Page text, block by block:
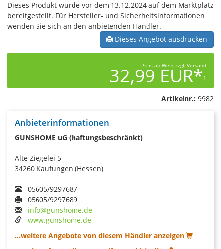
Dieses Produkt wurde vor dem 13.12.2024 auf dem Marktplatz
bereitgestellt. Für Hersteller- und Sicherheitsinformationen
wenden Sie sich an den anbietenden Händler.
Dieses Angebot ausdrucken
Preis ab Werk zzgl. Versand
32,99 EUR*1
Artikelnr.: 9982
Anbieterinformationen
GUNSHOME uG (haftungsbeschränkt)
Alte Ziegelei 5
34260 Kaufungen (Hessen)
05605/9297687
05605/9297689
info@gunshome.de
www.gunshome.de
...weitere Angebote von diesem Händler anzeigen